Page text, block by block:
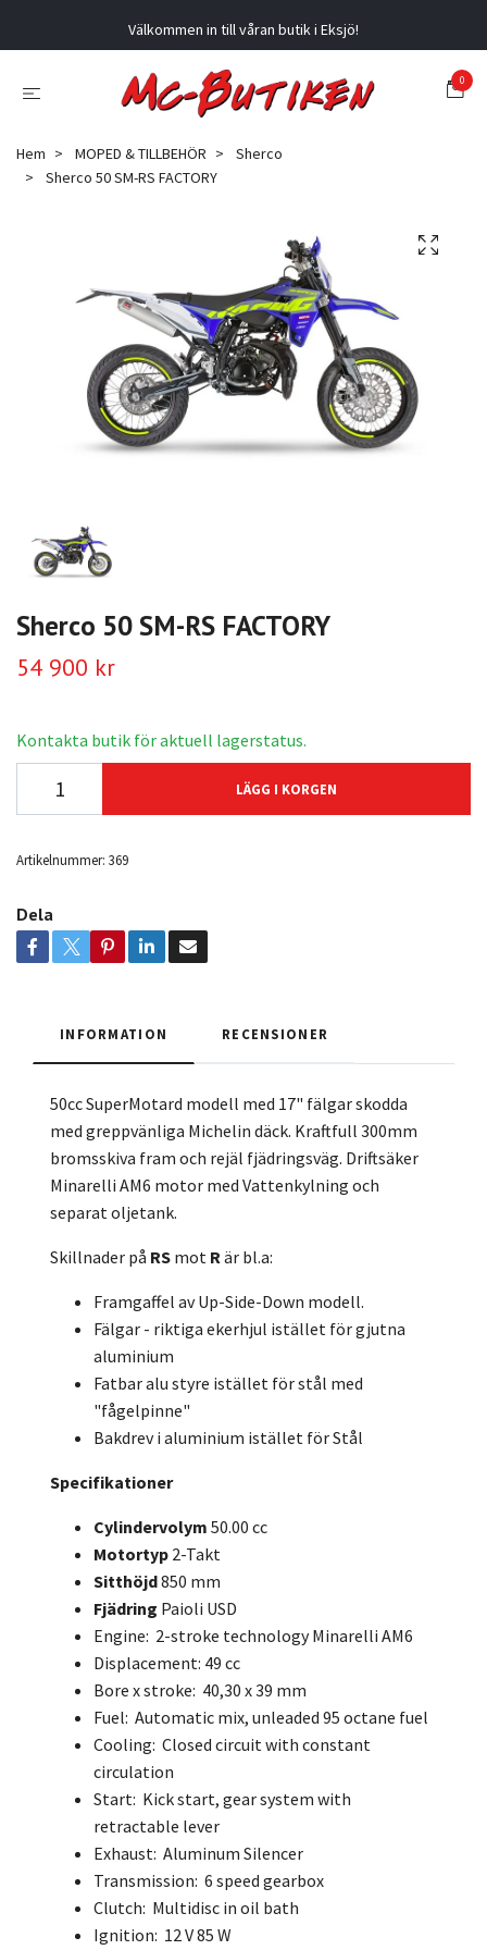
Välkommen in till våran butik i Eksjö!
0
Hem MOPED & TILLBEHÖR
Sherco
Sherco 50 SM-RS FACTORY
Sherco 50 SM-RS FACTORY
54 900 kr
Kontakta butik för aktuell lagerstatus.
LÄGG I KORGEN
Artikelnummer: 369
Dela
INFORMATION RECENSIONER
50cc SuperMotard modell med 17" fälgar skodda
med greppvänliga Michelin däck. Kraftfull 300mm
bromsskiva fram och rejäl fjädringsväg. Driftsäker
Minarelli AM6 motor med Vattenkylning och
separat oljetank.
Skillnader på RS mot R är bl.a:
Framgaffel av Up-Side-Down modell.
Fälgar - riktiga ekerhjul istället för gjutna
aluminium
Fatbar alu styre istället för stål med
"fågelpinne"
Bakdrev i aluminium istället för Stål
Specifikationer
Cylindervolym 50.00 cc
Motortyp 2-Takt
Sitthöjd850 mm
Fjädring Paioli USD
Engine: 2-stroke technology Minarelli AM6
Displacement: 49 cc
Bore x stroke: 40,30 x 39 mm
Fuel: Automatic mix, unleaded 95 octane fuel
Cooling: Closed circuit with constant
circulation
Start: Kick start, gear system with
retractable lever
Exhaust: Aluminum Silencer
Transmission: 6 speed gearbox
Clutch: Multidisc in oil bath
Ignition: 12 V 85 W